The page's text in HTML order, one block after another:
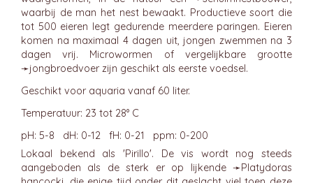
waarbij de man het nest bewaakt. Productieve soort die
tot 500 eieren legt gedurende meerdere paringen. Eieren
komen na maximaal 4 dagen uit, jongen zwemmen na 3
dagen vrij. Microwormen of vergelijkbare grootte
➛jongbroedvoerzijn geschikt als eerste voedsel.
Geschikt voor aquaria vanaf 60 liter.
Temperatuur: 23 tot 28° C
pH: 5-8 dH: 0-12 fH: 0-21 ppm: 0-200
Lokaal bekend als 'Pirillo'. De vis wordt nog steeds
aangeboden als de sterk er op lijkende ➛Platydoras